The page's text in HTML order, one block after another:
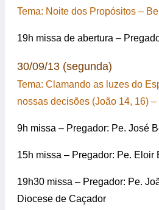
Tema: Noite dos Propósitos –
19h missa de abertura –
30/09/13 (segunda)
Tema: Clamando as luzes do
nossas decisões (João 14, 16)
9h missa – Pregador: Pe. José
15h missa – Pregador: Pe. Eloir
19h30 missa – Pregador: Pe.
Diocese de Caçador